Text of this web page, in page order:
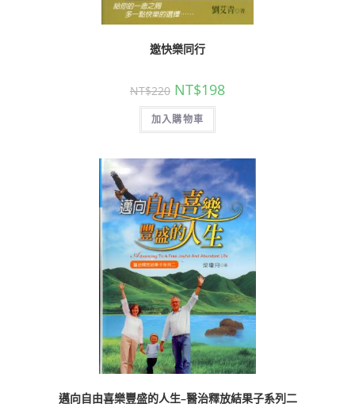
邀快樂同行
NT$220 NT$198
加入購物車
邁向自由喜樂豐盛的人生–醫治釋放結果子系列二